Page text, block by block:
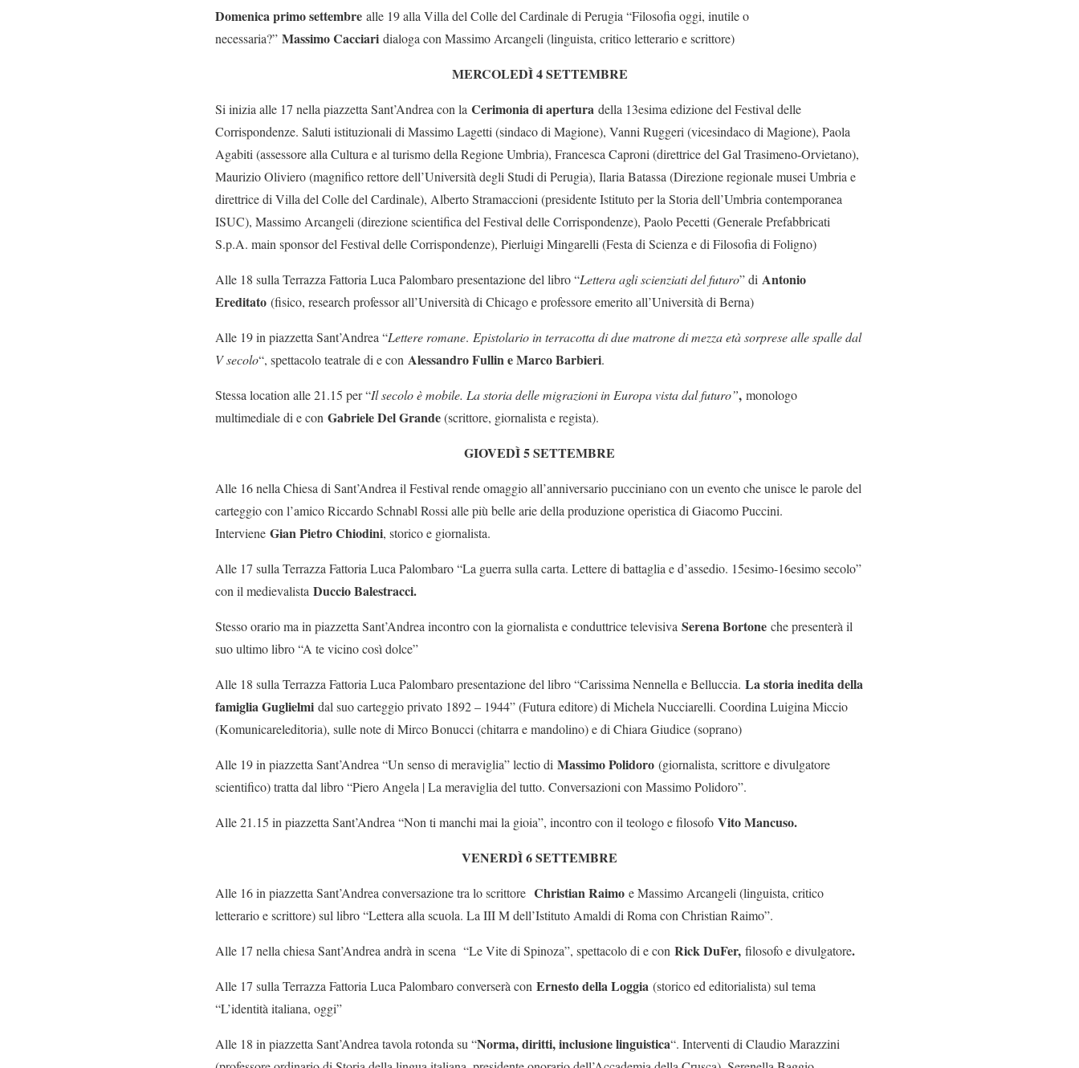
Domenica primo settembre alle 19 alla Villa del Colle del Cardinale di Perugia “Filosofia oggi, inutile o
necessaria?” Massimo Cacciari dialoga con Massimo Arcangeli (linguista, critico letterario e scrittore)
MERCOLEDÌ 4 SETTEMBRE
Si inizia alle 17 nella piazzetta Sant’Andrea con la Cerimonia di apertura della 13esima edizione del Festival delle
Corrispondenze. Saluti istituzionali di Massimo Lagetti (sindaco di Magione), Vanni Ruggeri (vicesindaco di Magione), Paola
Agabiti (assessore alla Cultura e al turismo della Regione Umbria), Francesca Caproni (direttrice del Gal Trasimeno-Orvietano),
Maurizio Oliviero (magnifico rettore dell’Università degli Studi di Perugia), Ilaria Batassa (Direzione regionale musei Umbria e
direttrice di Villa del Colle del Cardinale), Alberto Stramaccioni (presidente Istituto per la Storia dell’Umbria contemporanea
ISUC), Massimo Arcangeli (direzione scientifica del Festival delle Corrispondenze), Paolo Pecetti (Generale Prefabbricati
S.p.A. main sponsor del Festival delle Corrispondenze), Pierluigi Mingarelli (Festa di Scienza e di Filosofia di Foligno)
Alle 18 sulla Terrazza Fattoria Luca Palombaro presentazione del libro “Lettera agli scienziati del futuro” di Antonio
Ereditato (fisico, research professor all’Università di Chicago e professore emerito all’Università di Berna)
Alle 19 in piazzetta Sant’Andrea “Lettere romane. Epistolario in terracotta di due matrone di mezza età sorprese alle spalle dal
V secolo“, spettacolo teatrale di e con Alessandro Fullin e Marco Barbieri.
Stessa location alle 21.15 per “Il secolo è mobile. La storia delle migrazioni in Europa vista dal futuro”, monologo
multimediale di e con Gabriele Del Grande(scrittore, giornalista e regista).
GIOVEDÌ 5 SETTEMBRE
Alle 16 nella Chiesa di Sant’Andrea il Festival rende omaggio all’anniversario pucciniano con un evento che unisce le parole del
carteggio con l’amico Riccardo Schnabl Rossi alle più belle arie della produzione operistica di Giacomo Puccini.
Interviene Gian Pietro Chiodini, storico e giornalista.
Alle 17 sulla Terrazza Fattoria Luca Palombaro “La guerra sulla carta. Lettere di battaglia e d’assedio. 15esimo-16esimo secolo”
con il medievalista Duccio Balestracci.
Stesso orario ma in piazzetta Sant’Andrea incontro con la giornalista e conduttrice televisiva Serena Bortone che presenterà il
suo ultimo libro “A te vicino così dolce”
Alle 18 sulla Terrazza Fattoria Luca Palombaro presentazione del libro “Carissima Nennella e Belluccia. La storia inedita della
famiglia Guglielmi dal suo carteggio privato 1892 – 1944” (Futura editore) di Michela Nucciarelli. Coordina Luigina Miccio
(Komunicareleditoria), sulle note di Mirco Bonucci (chitarra e mandolino) e di Chiara Giudice (soprano)
Alle 19 in piazzetta Sant’Andrea “Un senso di meraviglia” lectio di Massimo Polidoro (giornalista, scrittore e divulgatore
scientifico) tratta dal libro “Piero Angela | La meraviglia del tutto. Conversazioni con Massimo Polidoro”.
Alle 21.15 in piazzetta Sant’Andrea “Non ti manchi mai la gioia”, incontro con il teologo e filosofo Vito Mancuso.
VENERDÌ 6 SETTEMBRE
Alle 16 in piazzetta Sant’Andrea conversazione tra lo scrittore Christian Raimo e Massimo Arcangeli (linguista, critico
letterario e scrittore) sul libro “Lettera alla scuola. La III M dell’Istituto Amaldi di Roma con Christian Raimo”.
Alle 17 nella chiesa Sant’Andrea andrà in scena “Le Vite di Spinoza”, spettacolo di e con Rick DuFer, filosofo e divulgatore.
Alle 17 sulla Terrazza Fattoria Luca Palombaro converserà con Ernesto della Loggia (storico ed editorialista) sul tema
“L’identità italiana, oggi”
Alle 18 in piazzetta Sant’Andrea tavola rotonda su “Norma, diritti, inclusione linguistica“. Interventi di Claudio Marazzini